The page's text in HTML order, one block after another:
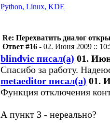
Python, Linux, KDE
Re: Перехватить диалог
Ответ #16 - 02. Июня 2009 ::
blindvic писал(а) 01.
Спасибо за работу.
metaeditor писал(а) 01.
Функция отключения
А пункт 3 - нереально?